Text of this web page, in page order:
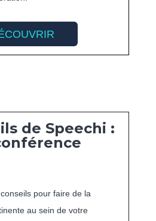
de Speechi :
pour faire de la
au sein de votre